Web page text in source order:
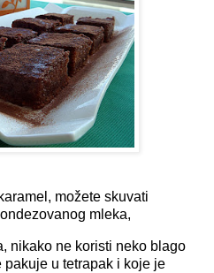
možete skuvati
mleka,
nikako ne koristi neko blago
u tetrapak i koje je